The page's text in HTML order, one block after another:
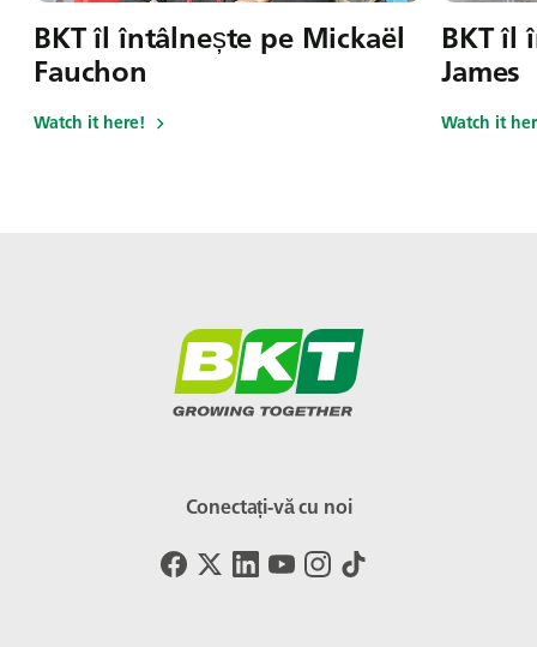
BKT îl întâlnește pe Mickaël
Fauchon
Watch it here!
BKT îl
James
Watch it
Conectați-vă cu noi